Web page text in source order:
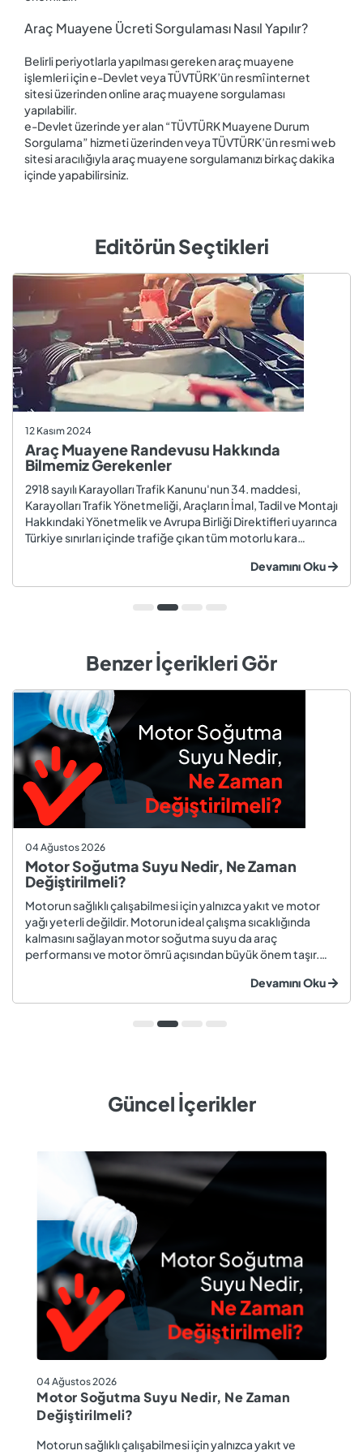
Araç Muayene Ücreti Sorgulaması Nasıl Yapılır?
Belirli periyotlarla yapılması gereken araç muayene
işlemleri için e-Devlet veya TÜVTÜRK’ün resmî internet
sitesi üzerinden online araç muayene sorgulaması
yapılabilir.
e-Devlet üzerinde yer alan “TÜVTÜRK Muayene Durum
Sorgulama” hizmeti üzerinden veya TÜVTÜRK’ün resmi web
sitesi aracılığıyla araç muayene sorgulamanızı birkaç dakika
içinde yapabilirsiniz.
Editörün Seçtikleri
12 Kasım 2024
Araç Muayene Randevusu Hakkında
Bilmemiz Gerekenler
2918 sayılı Karayolları Trafik Kanunu'nun 34. maddesi,
Karayolları Trafik Yönetmeliği, Araçların İmal, Tadil ve Montajı
Hakkındaki Yönetmelik ve Avrupa Birliği Direktifleri uyarınca
Türkiye sınırları içinde trafiğe çıkan tüm motorlu kara
zorundadır. Araç muayenesi; otomobil, motosiklet,
kamyon, kamyo...
Devamını Oku
Benzer İçerikleri Gör
04 Ağustos 2026
Motor Soğutma Suyu Nedir, Ne Zaman
Değiştirilmeli?
Motorun sağlıklı çalışabilmesi için yalnızca yakıt ve motor
yağı yeterli değildir. Motorun ideal çalışma sıcaklığında
kalmasını sağlayan motor soğutma suyu da araç
performansı ve motor ömrü açısından büyük önem taşır.
değiştirilmeyen soğutma suyu; hararet, korozyon, motor
arızaları ve yüksek onarım ma...
Devamını Oku
Güncel İçerikler
04 Ağustos 2026
Motor Soğutma Suyu Nedir, Ne Zaman
Değiştirilmeli?
Motorun sağlıklı çalışabilmesi için yalnızca yakıt ve